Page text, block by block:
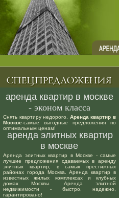
аренда квартир в москве
- эконом класса
Снять квартиру недорого. Аренда квартир в
Москве-самые выгодные предложения по
оптимальным ценам!
аренда элитных квартир
в москве
Аренда элитных квартир в Москве - самые
лучшие предложения сдаваемых в аренду
элитных квартир, в самых престижных
районах города Москва. Аренда квартир в
известных жилых комплексах и клубных
домах Москвы. Аренда элитной
недвижимости - быстро, надежно,
гарантировано!